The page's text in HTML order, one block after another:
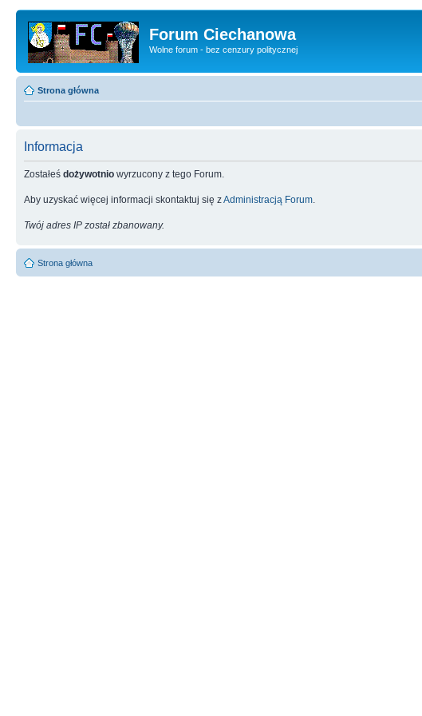
Forum Ciechanowa
Wolne forum - bez cenzury politycznej
Strona główna
Informacja
Zostałeś dożywotnio wyrzucony z tego Forum.
Aby uzyskać więcej informacji skontaktuj się zAdministracją Forum
Twój adres IP został zbanowany.
Strona główna